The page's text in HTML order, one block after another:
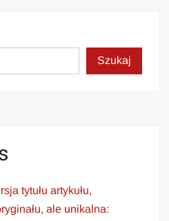
Szukaj
tytułu artykułu,
ale unikalna: